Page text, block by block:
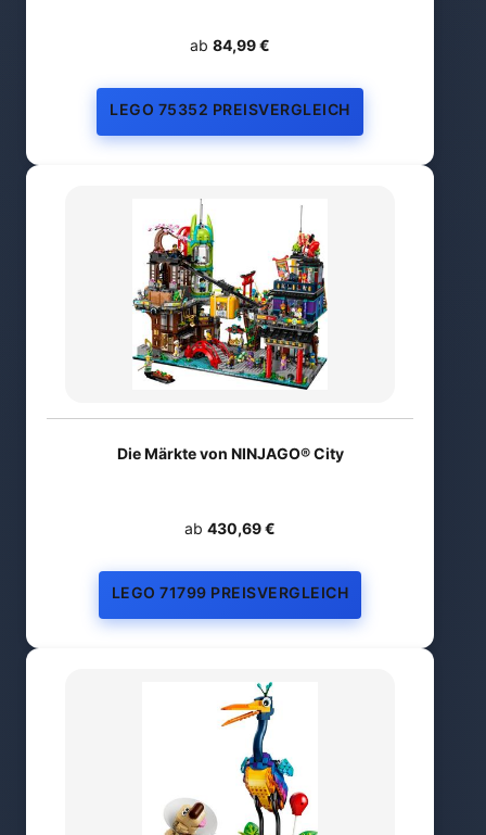
ab 84,99 €
LEGO 75352 PREISVERGLEICH
Die Märkte von NINJAGO® City
ab 430,69 €
LEGO 71799 PREISVERGLEICH